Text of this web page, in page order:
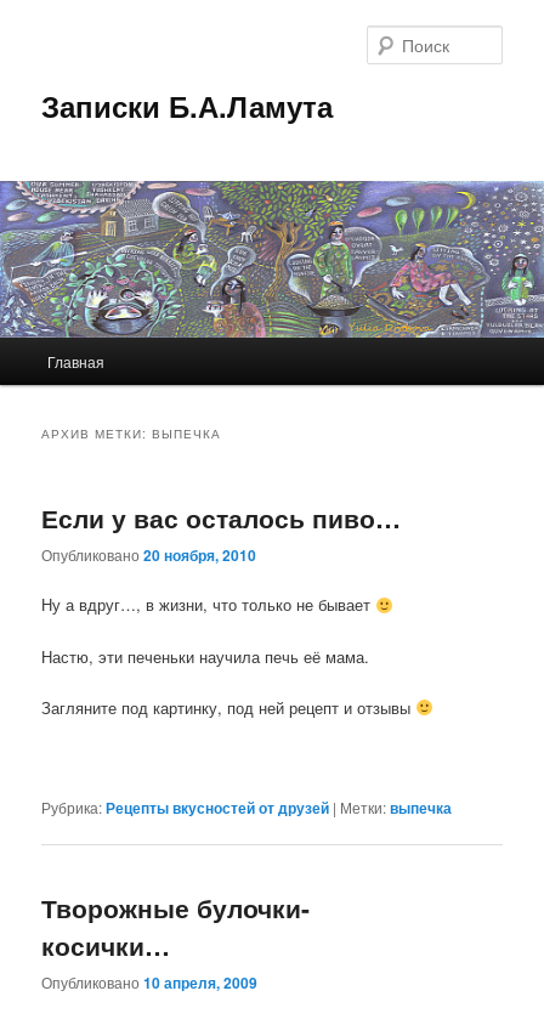
Записки Б.А.Ламута
Главная
АРХИВ МЕТКИ:ВЫПЕЧКА
Если у вас осталось пиво…
Опубликовано20 ноября, 2010
Ну а вдруг…, в жизни, что только не бывает
Настю, эти печеньки научила печь её мама.
Загляните под картинку, под ней рецепт и отзывы
Рубрика:Рецепты вкусностей от друзей | Метки:выпечка
Творожные булочки-
косички…
Опубликовано10 апреля, 2009